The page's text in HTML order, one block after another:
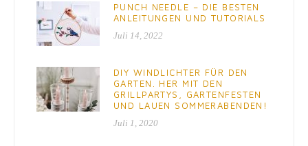
PUNCH NEEDLE – DIE BESTEN
ANLEITUNGEN UND TUTORIALS
Juli 14, 2022
DIY WINDLICHTER FÜR DEN
GARTEN. HER MIT DEN
GRILLPARTYS, GARTENFESTEN
UND LAUEN SOMMERABENDEN!
Juli 1, 2020